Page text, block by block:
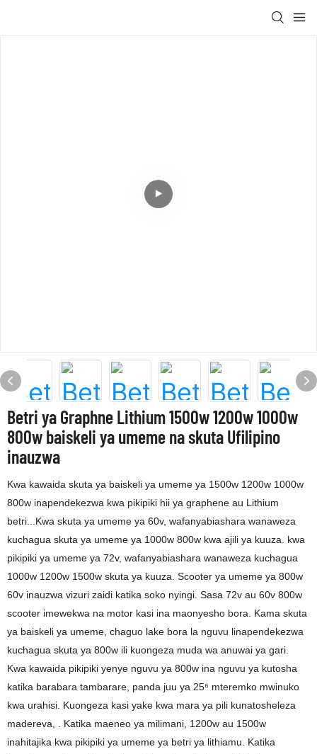
Betri ya Graphne Lithium 1500w 1200w 1000w
800w baiskeli ya umeme na skuta Ufilipino
inauzwa
Kwa kawaida skuta ya baiskeli ya umeme ya 1500w 1200w 1000w
800w inapendekezwa kwa pikipiki hii ya graphene au Lithium
betri...Kwa skuta ya umeme ya 60v, wafanyabiashara wanaweza
kuchagua skuta ya umeme ya 1000w 800w kwa ajili ya kuuza. kwa
pikipiki ya umeme ya 72v, wafanyabiashara wanaweza kuchagua
1000w 1200w 1500w skuta ya kuuza. Scooter ya umeme ya 800w
60v inauzwa vizuri zaidi katika soko nyingi. Sasa 72v au 60v 800w
scooter imewekwa na motor kasi ina maonyesho bora. Kama skuta
ya baiskeli ya umeme, chaguo lake bora la nguvu linapendekezwa
kuchagua skuta ya 800w ili kuongeza muda wa anuwai ya gari.
Kwa kawaida pikipiki yenye nguvu ya 800w ina nguvu ya kutosha
katika barabara tambarare, panda juu ya 25⁶ mteremko mwinuko
kwa urahisi. Kuongeza kasi yake kwa mara ya pili kunatosheleza
madereva, . Katika maeneo ya milimani, 1200w au 1500w
inahitajika kwa pikipiki ya umeme ya betri ya lithiamu. Katika